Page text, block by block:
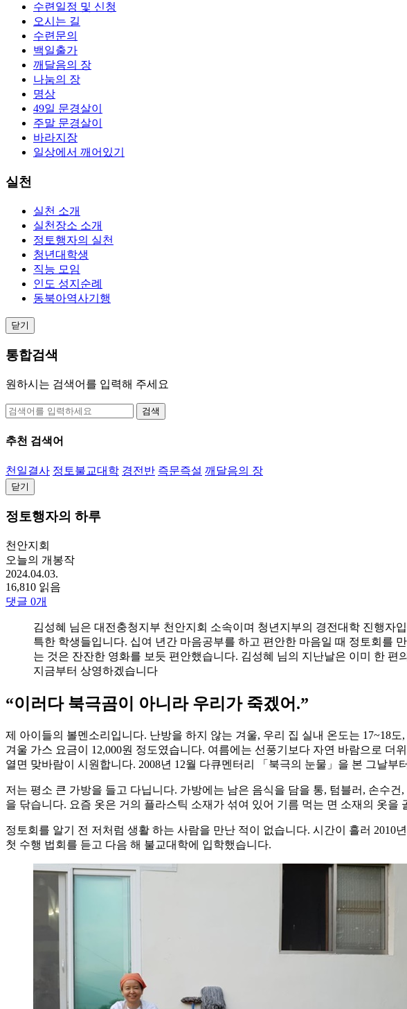
수련일정 및 신청
오시는 길
수련문의
백일출가
깨달음의 장
나눔의 장
명상
49일 문경살이
주말 문경살이
바라지장
일상에서 깨어있기
실천
실천 소개
실천장소 소개
정토행자의 실천
청년대학생
직능 모임
인도 성지순례
동북아역사기행
닫기
통합검색
원하시는 검색어를 입력해 주세요
검색
추천 검색어
천일결사 정토불교대학 경전반 즉문즉설 깨달음의 장
닫기
정토행자의 하루
천안지회
오늘의 개봉작
2024.04.03.
16,810 읽음
댓글 0개
김성혜 님은 대전충청지부 천안지회 소속이며 청년지부의 경전대학 진행자
특한 학생들입니다. 십여 년간 마음공부를 하고 편안한 마음일 때 정토회를
는 것은 잔잔한 영화를 보듯 편안했습니다. 김성혜 님의 지난날은 이미 한
지금부터 상영하겠습니다
“이러다 북극곰이 아니라 우리가 죽겠어.”
제 아이들의 볼멘소리입니다. 난방을 하지 않는 겨울, 우리 집 실내 온도는 17~18
겨울 가스 요금이 12,000원 정도였습니다. 여름에는 선풍기보다 자연 바람으로
열면 맞바람이 시원합니다. 2008년 12월 다큐멘터리 「북극의 눈물」을 본 그날부
저는 평소 큰 가방을 들고 다닙니다. 가방에는 남은 음식을 담을 통, 텀블러, 손수
을 닦습니다. 요즘 옷은 거의 플라스틱 소재가 섞여 있어 기름 먹는 면 소재의 옷을
정토회를 알기 전 저처럼 생활 하는 사람을 만난 적이 없습니다. 시간이 흘러 2010
첫 수행 법회를 듣고 다음 해 불교대학에 입학했습니다.